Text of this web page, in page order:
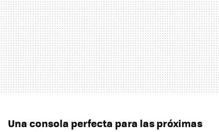
Una consola perfecta para las próximas